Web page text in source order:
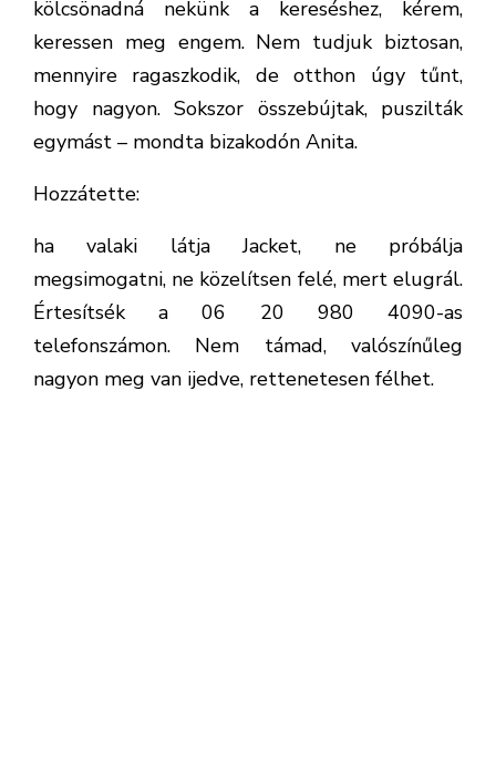
kölcsönadná nekünk a kereséshez, kérem,
keressen meg engem. Nem tudjuk biztosan,
mennyire ragaszkodik, de otthon úgy tűnt,
hogy nagyon. Sokszor összebújtak, puszilták
egymást – mondta bizakodón Anita.
Hozzátette:
ha valaki látja Jacket, ne próbálja
megsimogatni, ne közelítsen felé, mert elugrál.
Értesítsék a 06 20 980 4090-as
telefonszámon. Nem támad, valószínűleg
nagyon meg van ijedve, rettenetesen félhet.